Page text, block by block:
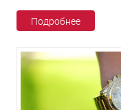
Подробнее